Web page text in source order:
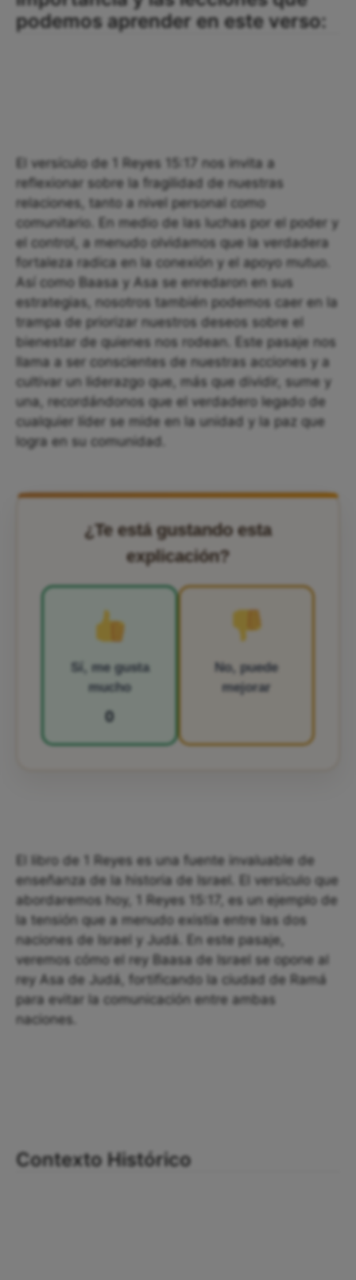
podemos aprender en este verso:
El versículo de 1 Reyes 15:17 nos invita a
reflexionar sobre la fragilidad de nuestras
relaciones, tanto a nivel personal como
comunitario. En medio de las luchas por el poder y
el control, a menudo olvidamos que la verdadera
fortaleza radica en la conexión y el apoyo mutuo.
Así como Baasa y Asa se enredaron en sus
estrategias, nosotros también podemos caer en la
trampa de priorizar nuestros deseos sobre el
bienestar de quienes nos rodean. Este pasaje nos
llama a ser conscientes de nuestras acciones y a
cultivar un liderazgo que, más que dividir, sume y
una, recordándonos que el verdadero legado de
cualquier líder se mide en la unidad y la paz que
logra en su comunidad.
¿Te está gustando esta
explicación?
Sí, me gusta
mucho
0
No, puede
mejorar
El libro de 1 Reyes es una fuente invaluable de
enseñanza de la historia de Israel. El versículo que
abordaremos hoy, 1 Reyes 15:17, es un ejemplo de
la tensión que a menudo existía entre las dos
naciones de Israel y Judá. En este pasaje,
veremos cómo el rey Baasa de Israel se opone al
rey Asa de Judá, fortificando la ciudad de Ramá
para evitar la comunicación entre ambas
naciones.
Contexto Histórico